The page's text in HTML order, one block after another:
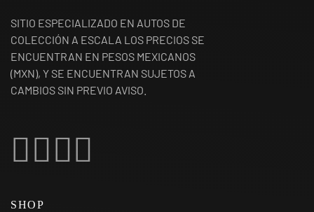
SITIO ESPECIALIZADO EN AUTOS DE
COLECCIÓN A ESCALA LOS PRECIOS SE
ENCUENTRAN EN PESOS MEXICANOS
(MXN), Y SE ENCUENTRAN SUJETOS A
CAMBIOS SIN PREVIO AVISO.
SHOP